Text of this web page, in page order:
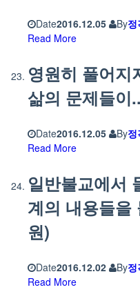
Date2016.12.05 By
Read More
영원히 풀어지
삶의 문제들이
Date2016.12.05 By
Read More
일반불교에서
계의 내용들을
원)
Date2016.12.02 By
Read More